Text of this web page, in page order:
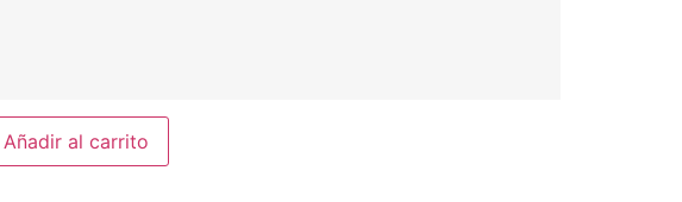
Añadir al carrito